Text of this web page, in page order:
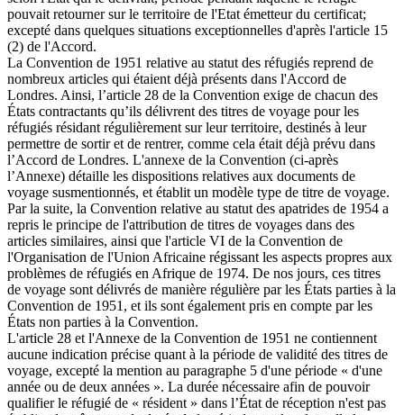
pouvait retourner sur le territoire de l'Etat émetteur du certificat;
excepté dans quelques situations exceptionnelles d'après l'article 15
(2) de l'Accord.
La Convention de 1951 relative au statut des réfugiés reprend de
nombreux articles qui étaient déjà présents dans l'Accord de
Londres. Ainsi, l’article 28 de la Convention exige de chacun des
États contractants qu’ils délivrent des titres de voyage pour les
réfugiés résidant régulièrement sur leur territoire, destinés à leur
permettre de sortir et de rentrer, comme cela était déjà prévu dans
l’Accord de Londres. L'annexe de la Convention (ci-après
l’Annexe) détaille les dispositions relatives aux documents de
voyage susmentionnés, et établit un modèle type de titre de voyage.
Par la suite, la Convention relative au statut des apatrides de 1954 a
repris le principe de l'attribution de titres de voyages dans des
articles similaires, ainsi que l'article VI de la Convention de
l'Organisation de l'Union Africaine régissant les aspects propres aux
problèmes de réfugiés en Afrique de 1974. De nos jours, ces titres
de voyage sont délivrés de manière régulière par les États parties à la
Convention de 1951, et ils sont également pris en compte par les
États non parties à la Convention.
L'article 28 et l'Annexe de la Convention de 1951 ne contiennent
aucune indication précise quant à la période de validité des titres de
voyage, excepté la mention au paragraphe 5 d'une période « d'une
année ou de deux années ». La durée nécessaire afin de pouvoir
qualifier le réfugié de « résident » dans l’État de réception n'est pas